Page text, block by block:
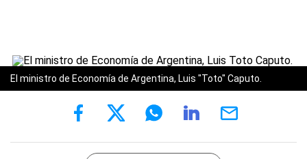
El ministro de Economía de Argentina, Luis "Toto" Caputo.